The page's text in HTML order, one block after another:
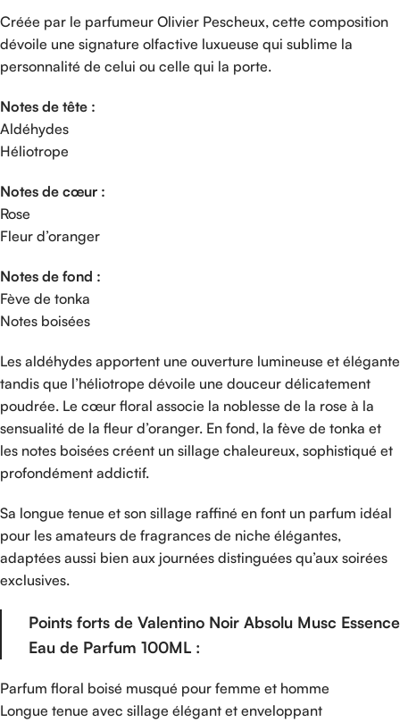
Créée par le parfumeur Olivier Pescheux, cette composition
dévoile une signature olfactive luxueuse qui sublime la
personnalité de celui ou celle qui la porte.
Notes de tête :
Aldéhydes
Héliotrope
Notes de cœur :
Rose
Fleur d’oranger
Notes de fond :
Fève de tonka
Notes boisées
Les aldéhydes apportent une ouverture lumineuse et élégante
tandis que l’héliotrope dévoile une douceur délicatement
poudrée. Le cœur floral associe la noblesse de la rose à la
sensualité de la fleur d’oranger. En fond, la fève de tonka et
les notes boisées créent un sillage chaleureux, sophistiqué et
profondément addictif.
Sa longue tenue et son sillage raffiné en font un parfum idéal
pour les amateurs de fragrances de niche élégantes,
adaptées aussi bien aux journées distinguées qu’aux soirées
exclusives.
Points forts de Valentino Noir Absolu Musc Essence
Eau de Parfum 100ML :
Parfum floral boisé musqué pour femme et homme
Longue tenue avec sillage élégant et enveloppant